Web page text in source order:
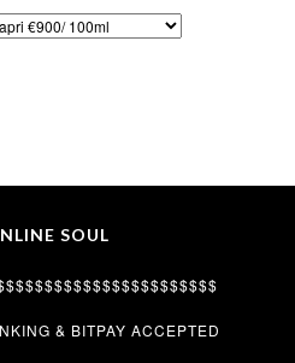
SOUL
& BITPAY ACCEPTED